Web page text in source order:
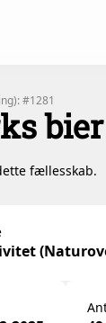
#1281
fællesskab.